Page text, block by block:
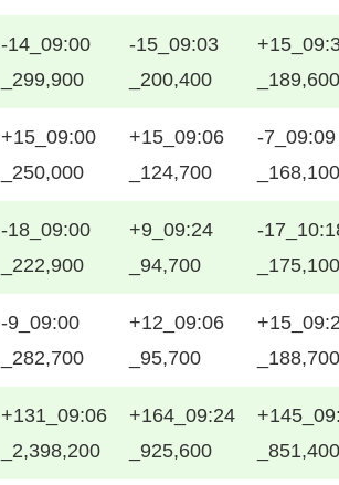
-14_09:00
_299,900
-15_09:03
_200,400
_189,600
+15_09:00
_250,000
+15_09:06
_124,700
-7_09:09
_168,100
-18_09:00
_222,900
+9_09:24
_94,700
-
_175,100
-9_09:00
_282,700
+12_09:06
_95,700
_188,700
+131_09:06
_2,398,200
+164_09:24
_925,600
_851,400